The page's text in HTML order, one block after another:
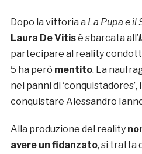
Dopo la vittoria a La Pupa e il
Laura De Vitisè sbarcata all’
partecipare al reality
5 ha però mentito. La
nei panni di
conquistare Alessandro
Alla produzione del reality
avere un fidanzato, si tratta